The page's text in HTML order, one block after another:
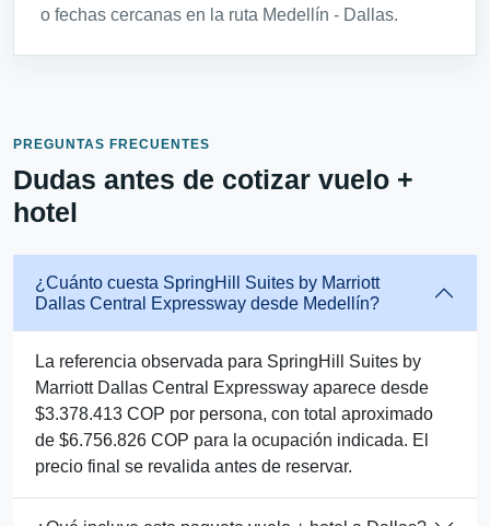
o fechas cercanas en la ruta Medellín - Dallas.
PREGUNTAS FRECUENTES
Dudas antes de cotizar vuelo +
hotel
¿Cuánto cuesta SpringHill Suites by Marriott
Dallas Central Expressway desde Medellín?
La referencia observada para SpringHill Suites by
Marriott Dallas Central Expressway aparece desde
$3.378.413 COP por persona, con total aproximado
de $6.756.826 COP para la ocupación indicada. El
precio final se revalida antes de reservar.